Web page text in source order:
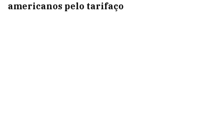
americanos pelo tarifaço